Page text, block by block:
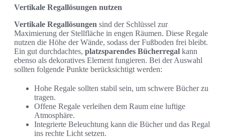
Vertikale Regallösungen nutzen
Vertikale Regallösungen sind der Schlüssel zur
Maximierung der Stellfläche in engen Räumen. Diese Regale
nutzen die Höhe der Wände, sodass der Fußboden frei bleibt.
Ein gut durchdachtes, platzsparendes Bücherregal kann
ebenso als dekoratives Element fungieren. Bei der Auswahl
sollten folgende Punkte berücksichtigt werden:
Hohe Regale sollten stabil sein, um schwere Bücher zu
tragen.
Offene Regale verleihen dem Raum eine luftige
Atmosphäre.
Integrierte Beleuchtung kann die Bücher und das Regal
ins rechte Licht setzen.